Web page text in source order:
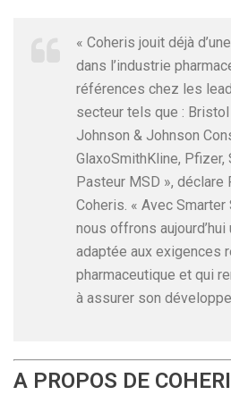
« Coheris jouit déjà
dans l’industrie
références chez les
secteur tels que :
Johnson & Johnson
GlaxoSmithKline, Pfizer,
Pasteur MSD », déclare
Coheris. « Avec
nous offrons
adaptée aux exigences
pharmaceutique et qui
à assurer son
A PROPOS DE